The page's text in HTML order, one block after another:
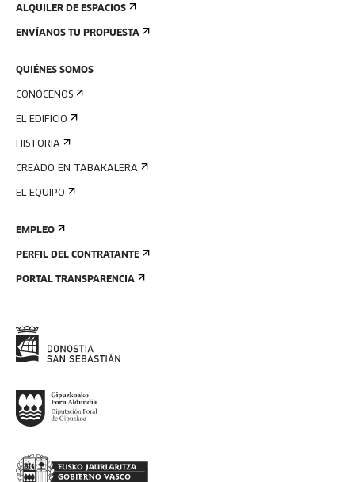
ALQUILER DE ESPACIOS
ENVÍANOS TU PROPUESTA
QUIÉNES SOMOS
CONÓCENOS
EL EDIFICIO
HISTORIA
CREADO EN TABAKALERA
EL EQUIPO
EMPLEO
PERFIL DEL CONTRATANTE
PORTAL TRANSPARENCIA